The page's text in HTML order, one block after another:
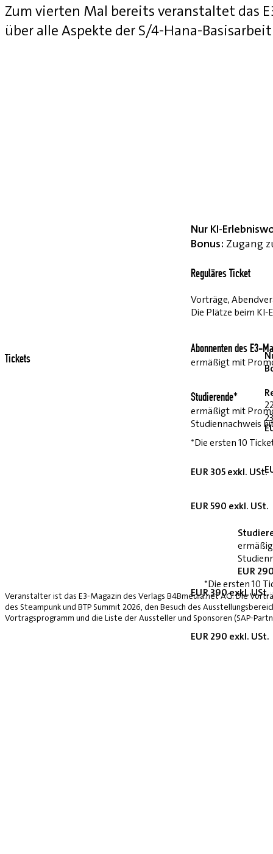
Zum vierten Mal bereits veranstaltet das
über alle Aspekte der S/4-Hana-
Nur KI-
Bonus: Zugang
Reguläres Ticket
Vorträge,
Die Plätze beim
Abonnenten des E3-
ermäßigt mit
Studierende*
ermäßigt mit
Studiennachweis
*Die ersten 10
EUR 305 exkl. USt.
EUR 590 exkl. USt.
EUR 390 exkl. USt.
EUR 290 exkl. USt.
Tickets
EUR
*Die ersten 10
Veranstalter ist das E3-Magazin des Verlags B4Bmedia.net AG. Die
des Steampunk und BTP Summit 2026, den Besuch des
Vortragsprogramm und die Liste der Aussteller und Sponsoren (SAP-